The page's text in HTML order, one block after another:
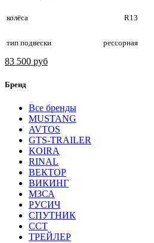
колёса R13
тип подвески рессорная
83 500 руб
Бренд
Все бренды
MUSTANG
AVTOS
GTS-TRAILER
KOIRA
RINAL
ВЕКТОР
ВИКИНГ
МЗСА
РУСИЧ
СПУТНИК
ССТ
ТРЕЙЛЕР